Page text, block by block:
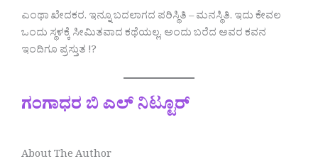
ಎಂಥಾ ಖೇದಕರ. ಇನ್ನೂ ಬದಲಾಗದ ಪರಿಸ್ಥಿತಿ – ಮನಸ್ಥಿತಿ. ಇದು ಕೇವಲ
ಒಂದು ಸ್ಥಳಕ್ಕೆ ಸೀಮಿತವಾದ ಕಥೆಯಲ್ಲ. ಅಂದು ಬರೆದ ಅವರ ಕವನ
ಇಂದಿಗೂ ಪ್ರಸ್ತುತ !?
ಗಂಗಾಧರ ಬಿ ಎಲ್ ನಿಟ್ಟೂರ್